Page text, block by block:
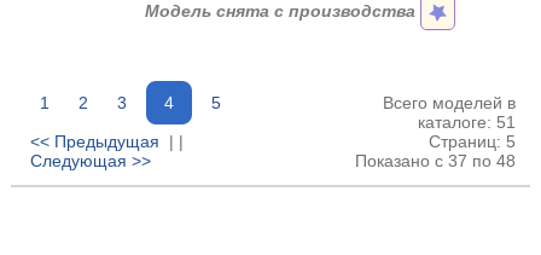
Модель снята с производства
1 2 3 4
5
<< Предыдущая
| |
Следующая >>
Всего моделей в
каталоге: 51
Страниц: 5
Показано с 37 по 48